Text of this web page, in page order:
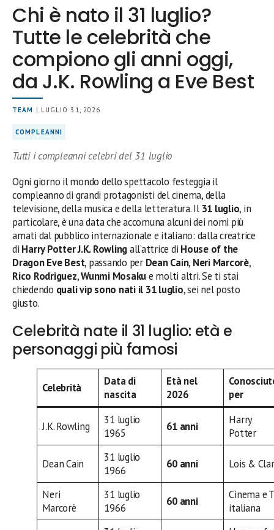
Chi è nato il 31 luglio?
Tutte le celebrità che
compiono gli anni oggi,
da J.K. Rowling a Eve Best
TEAM | LUGLIO 31, 2026
COMPLEANNI
Tutti i compleanni celebri del 31 luglio
Ogni giorno il mondo dello spettacolo festeggia il
compleanno di grandi protagonisti del cinema, della
televisione, della musica e della letteratura. Il 31 luglio, in
particolare, è una data che accomuna alcuni dei nomi più
amati dal pubblico internazionale e italiano: dalla creatrice
di Harry PotterJ.K. Rowlingall’attrice di House of the
Dragon Eve Best, passando per Dean Cain, Neri Marcorè,
Rico Rodriguez,Wunmi Mosakue molti altri. Se ti stai
chiedendo quali vip sono nati il 31 luglio, sei nel posto
giusto.
Celebrità nate il 31 luglio: età e
personaggi più famosi
Celebrità
Data di
nascita
Età nel
2026
per
J.K. Rowling
31 luglio
1965
61 anni
Harry
Potter
Dean Cain
31 luglio
1966
60 anni Lois &
Neri
Marcorè
31 luglio
1966
60 anni
Cinema e
italiana